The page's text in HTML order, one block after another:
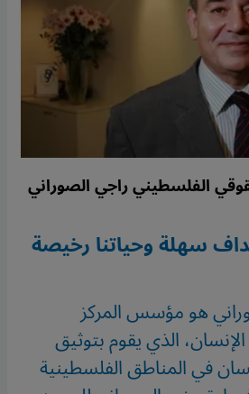
الفلسطيني راجي الصوراني
سهلة وحياتنا رخيصة
هو مؤسس المركز
الذي يقوم بتوثيق
في المناطق الفلسطينية